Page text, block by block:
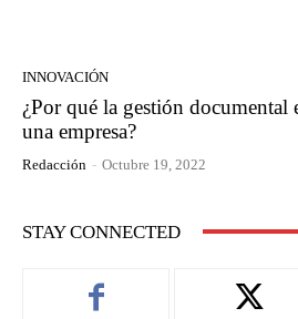
INNOVACIÓN
¿Por qué la gestión documental
una empresa?
Redacción - Octubre 19, 2022
STAY CONNECTED